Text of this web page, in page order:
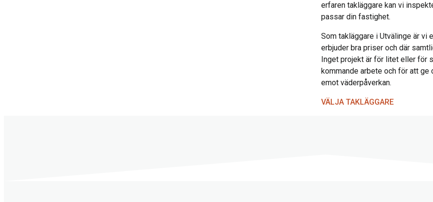
erfaren takläggare kan vi
passar din fastighet.
Som takläggare i Utvälinge är vi
erbjuder bra priser och där
Inget projekt är för litet eller för
kommande arbete och för att
emot väderpåverkan.
VÄLJA TAKLÄGGARE